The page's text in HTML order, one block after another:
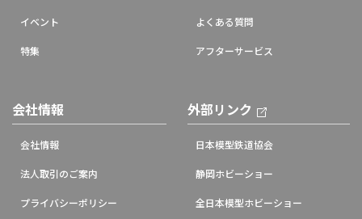
イベント
特集
よくある質問
アフターサービス
会社情報
会社情報
法人取引のご案内
プライバシーポリシー
外部リンク
日本模型鉄道協会
静岡ホビーショー
全日本模型ホビーショー